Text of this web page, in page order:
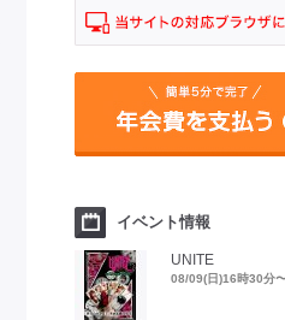
イベント情報
UNITE
08/09(日)16時30分